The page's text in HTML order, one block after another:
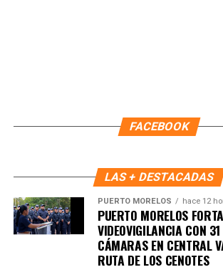
El coordinador estatal de Protección Civil,
Leal, reconoció el esfuerzo del
el Atlas es una herramienta estratégica
proteger la vida, el patrimonio y
FACEBOOK
LAS + DESTACADAS
PUERTO MORELOS hace 12
PUERTO MORELOS
VIDEOVIGILANCIA CON
CÁMARAS EN CENTRAL
RUTA DE LOS CENOTES